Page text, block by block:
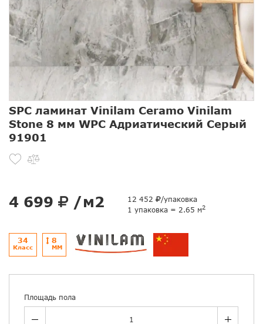
SPC ламинат Vinilam Ceramo Vinilam
Stone 8 мм WPC Адриатический Серый
91901
4 699 /м2 12 452
/упаковка
1 упаковка = 2.65 м2
34
Класс
8
ММ
Площадь пола